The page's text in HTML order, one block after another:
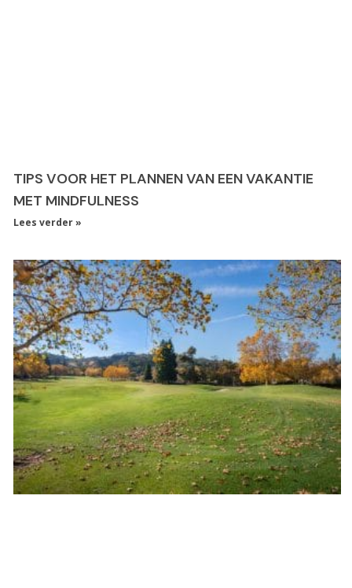
TIPS VOOR HET PLANNEN VAN EEN VAKANTIE
MET MINDFULNESS
Lees verder »